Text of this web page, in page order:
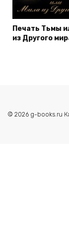
Печать Тьмы
из Другого
© 2026 g-books.ru